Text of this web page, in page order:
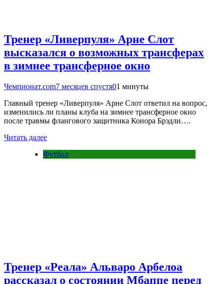
Тренер «Ливерпуля» Арне Слот
высказался о возможных трансферах
в зимнее трансферное окно
Чемпионат.com7 месяцев спустя01 минуты
Главный тренер «Ливерпуля» Арне Слот ответил на вопрос,
изменились ли планы клуба на зимнее трансферное окно
после травмы флангового защитника Конора Брэдли….
Читать далее
Футбол
Тренер «Реала» Альваро Арбелоа
рассказал о состоянии Мбаппе перед